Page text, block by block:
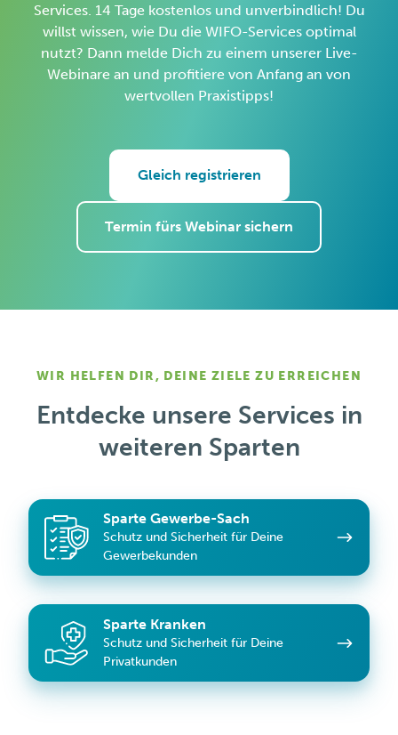
Services. 14 Tage kostenlos und unverbindlich! Du
willst wissen, wie Du die WIFO-Services optimal
nutzt? Dann melde Dich zu einem unserer Live-
Webinare an und profitiere von Anfang an von
wertvollen Praxistipps!
Gleich registrieren
Termin fürs Webinar sichern
WIR HELFEN DIR, DEINE ZIELE ZU ERREICHEN
Entdecke unsere Services in
weiteren Sparten
Sparte Gewerbe-Sach
Schutz und Sicherheit für Deine
Gewerbekunden
Sparte
Gewerbe-
Sach
Sparte Kranken
Schutz und Sicherheit für Deine
Privatkunden
Sparte
Kranken